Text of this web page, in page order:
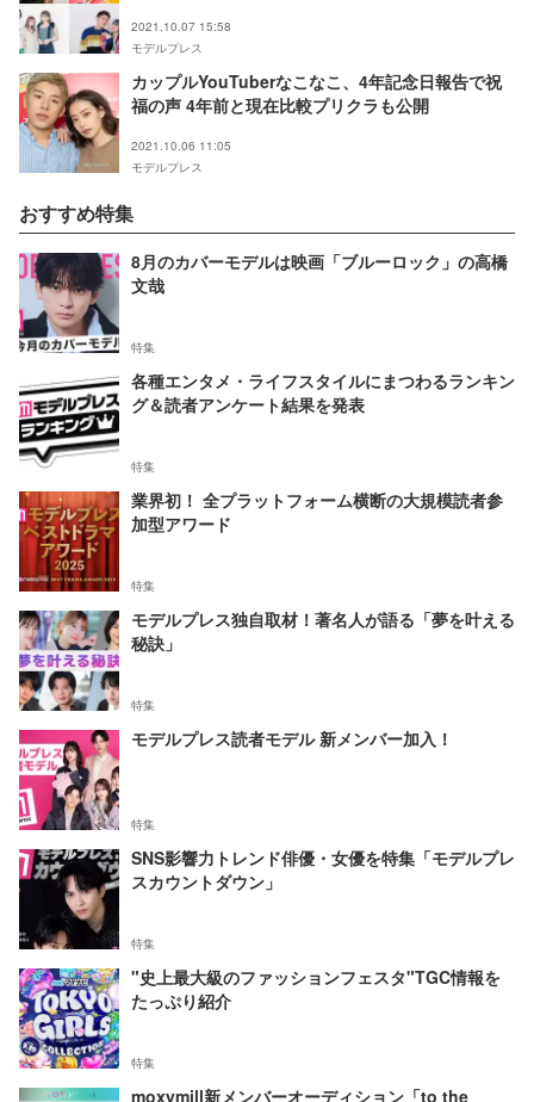
2021.10.07 15:58
モデルプレス
カップルYouTuberなこなこ、4年記念日報告で祝
福の声 4年前と現在比較プリクラも公開
2021.10.06 11:05
モデルプレス
おすすめ特集
8月のカバーモデルは映画「ブルーロック」の高橋
文哉
特集
各種エンタメ・ライフスタイルにまつわるランキン
グ＆読者アンケート結果を発表
特集
業界初！ 全プラットフォーム横断の大規模読者参
加型アワード
特集
モデルプレス独自取材！著名人が語る「夢を叶える
秘訣」
特集
モデルプレス読者モデル 新メンバー加入！
特集
SNS影響力トレンド俳優・女優を特集「モデルプレ
スカウントダウン」
特集
"史上最大級のファッションフェスタ"TGC情報を
たっぷり紹介
特集
moxymill新メンバーオーディション「to the